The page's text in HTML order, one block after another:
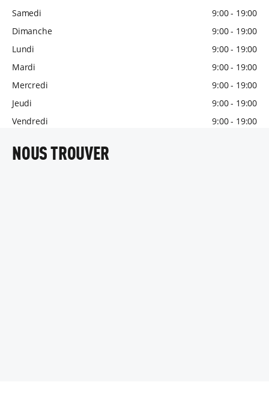
Samedi
9:00 - 19:00
Dimanche
9:00 - 19:00
Lundi
9:00 - 19:00
Mardi
9:00 - 19:00
Mercredi
9:00 - 19:00
Jeudi
9:00 - 19:00
Vendredi
9:00 - 19:00
NOUS TROUVER